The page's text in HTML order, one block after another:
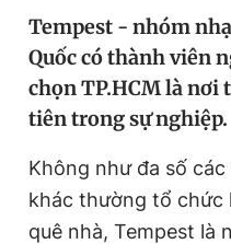
Video
Sản phẩm khác
Tiện ích
Thông tin tòa soạn
Tempest - nhóm
Quốc có thành viên
chọn TP.HCM là nơi
tiên trong sự nghiệp.
Không như đa số
khác thường tổ chức
quê nhà, Tempest là